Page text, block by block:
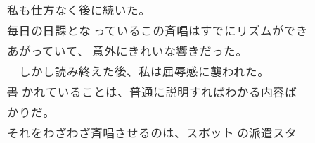
私も仕方なく後に続いた。
毎日の日課とな っているこの斉唱はすでにリズムができ
あがっていて、 意外にきれいな響きだった。
しかし読み終えた後、私は屈辱感に襲われた。
書 かれていることは、普通に説明すればわかる内容ば
かりだ。
それをわざわざ斉唱させるのは、スポット の派遣スタ